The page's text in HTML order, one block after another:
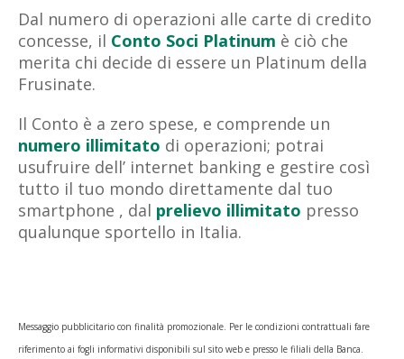
Dal numero di operazioni alle carte di credito
concesse, il Conto Soci Platinum è ciò che
merita chi decide di essere un Platinum della
Frusinate.
Il Conto è a zero spese, e comprende un
numero illimitato di operazioni; potrai
usufruire dell’ internet banking e gestire così
tutto il tuo mondo direttamente dal tuo
smartphone , dal prelievo illimitato presso
qualunque sportello in Italia.
Messaggio pubblicitario con finalità promozionale. Per le condizioni contrattuali fare
riferimento ai fogli informativi disponibili sul sito web e presso le filiali della Banca.